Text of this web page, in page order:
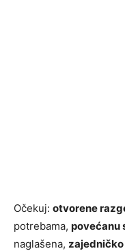
Očekuj: otvorene
potrebama, povećanu
naglašena,